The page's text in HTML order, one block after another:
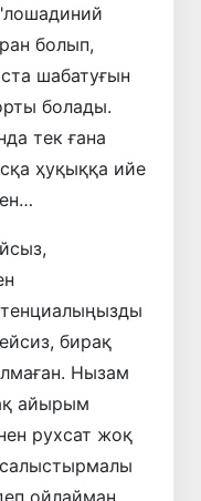
болып,
шабатуғын
болады.
тек ғана
ҳуқыққа ийе
бирақ
Нызам
айырым
рухсат жоқ
ойлайман,